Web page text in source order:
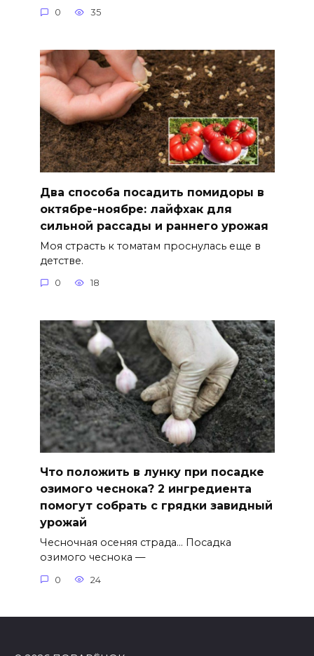
0 35
Два способа посадить помидоры в
октябре-ноябре: лайфхак для
сильной рассады и раннего урожая
Моя страсть к томатам проснулась еще в
детстве.
0 18
Что положить в лунку при посадке
озимого чеснока? 2 ингредиента
помогут собрать с грядки завидный
урожай
Чесночная осеняя страда… Посадка
озимого чеснока —
0 24